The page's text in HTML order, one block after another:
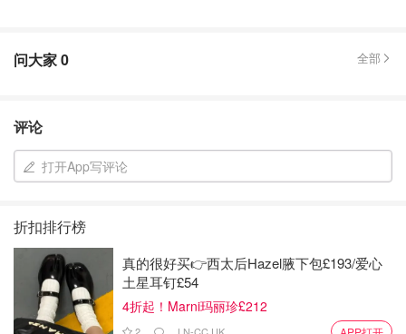
海德堡城堡
问大家0 全部
评论
打开App写评论
折扣排行榜
真的很好买👉西太后Hazel腋下包£193/爱心
土星耳钉£54
4折起！Marni玛丽珍£212
2 LN-CC UK